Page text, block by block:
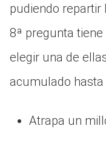
pudiendo repartir
8ª pregunta
elegir una de
acumulado
Atrapa un